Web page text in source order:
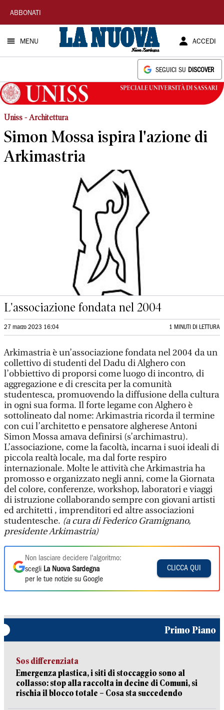
La
Nuova
Sardegna
ABBONATI
MENU ACCEDI
SEGUICI SU DISCOVER
Uniss - Architettura
Simon Mossa ispira l'azione di
Arkimastria
L'associazione fondata nel 2004
27 marzo 2023 16:04 1 MINUTI DI LETTURA
Arkimastria è un’associazione fondata nel 2004 da un
collettivo di studenti del Dadu di Alghero con
l’obbiettivo di proporsi come luogo di incontro, di
aggregazione e di crescita per la comunità
studentesca, promuovendo la diffusione della cultura
in ogni sua forma. Il forte legame con Alghero è
sottolineato dal nome: Arkimastria ricorda il termine
con cui l’architetto e pensatore algherese Antoni
Simon Mossa amava definirsi (s’archimastru).
L’associazione, come la facoltà, incarna i suoi ideali di
piccola realtà locale, ma dal forte respiro
internazionale. Molte le attività che Arkimastria ha
promosso e organizzato negli anni, come la Giornata
del colore, conferenze, workshop, laboratori e viaggi
di istruzione collaborando sempre con giovani artisti
ed architetti , imprenditori ed altre associazioni
studentesche. (a cura di Federico Gramignano,
presidente Arkimastria)
Non lasciare decidere l'algoritmo:
scegli La Nuova Sardegna
per le tue notizie su Google
CLICCA QUI
Primo Piano
Sos differenziata
Emergenza plastica, i siti di stoccaggio sono al
collasso: stop alla raccolta in decine di Comuni, si
rischia il blocco totale – Cosa sta succedendo